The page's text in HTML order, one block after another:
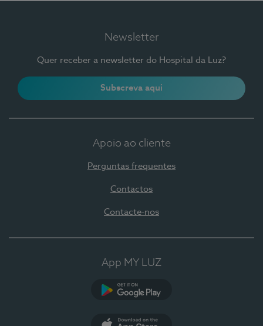
Newsletter
Quer receber a newsletter do Hospital da Luz?
Subscreva aqui
Apoio ao cliente
Perguntas frequentes
Contactos
Contacte-nos
App MY LUZ